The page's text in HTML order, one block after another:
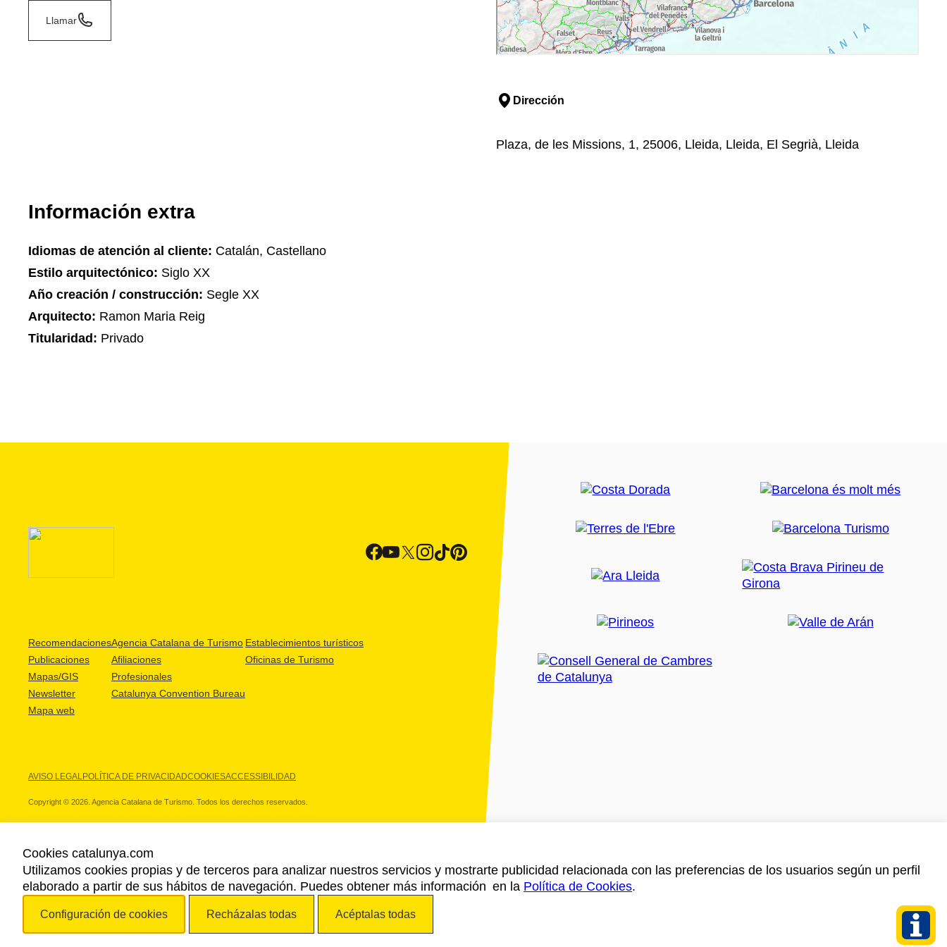
Llamar
Dirección
Plaza, de les Missions, 1, 25006, Lleida, Lleida, El Segrià, Lleida
Información extra
Idiomas de atención al cliente: Catalán, Castellano
Estilo arquitectónico: Siglo XX
Año creación / construcción: Segle XX
Arquitecto: Ramon Maria Reig
Titularidad: Privado
Recomendaciones
Publicaciones
Mapas/GIS
Newsletter
Mapa web
Agencia Catalana de Turismo
Afiliaciones
Profesionales
Catalunya Convention Bureau
Establecimientos turísticos
Oficinas de Turismo
AVISO LEGALPOLÍTICA DE PRIVACIDADCOOKIESACCESSIBILIDAD
Copyright © 2026. Agencia Catalana de Turismo. Todos los derechos reservados.
NUESTROS PARTNERS
Cookies catalunya.com
Utilizamos cookies propias y de terceros para analizar nuestros servicios y mostrarte publicidad relacionada con las preferencias de los usuarios según un perfil
elaborado a partir de sus hábitos de navegación. Puedes obtener más información en la Política de Cookies.
Configuración de cookies Recházalas todas Acéptalas todas